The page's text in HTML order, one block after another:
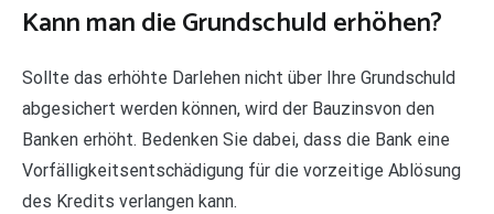
Kann man die Grundschuld erhöhen?
Sollte das erhöhte Darlehen nicht über Ihre Grundschuld
abgesichert werden können, wird der Bauzinsvon den
Banken erhöht. Bedenken Sie dabei, dass die Bank eine
Vorfälligkeitsentschädigung für die vorzeitige Ablösung
des Kredits verlangen kann.